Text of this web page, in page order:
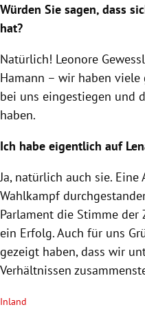
Würden Sie sagen, dass
hat?
Natürlich! Leonore
Hamann – wir haben
bei uns eingestiegen und
haben.
Ich habe eigentlich auf
Ja, natürlich auch sie.
Wahlkampf
Parlament die Stimme
ein Erfolg. Auch für uns
gezeigt haben, dass wir
Verhältnissen
Inland